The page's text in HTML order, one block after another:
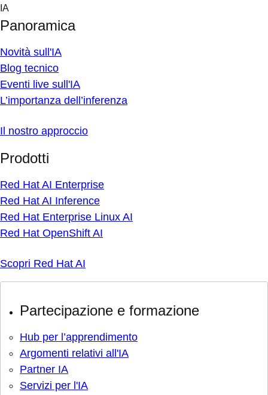
Skip
content
IA
Panoramica
Novità sull'IA
Blog tecnico
Eventi live sull'IA
L’importanza dell’inferenza
Il nostro approccio
Prodotti
Red Hat AI Enterprise
Red Hat AI Inference
Red Hat Enterprise Linux AI
Red Hat OpenShift AI
Scopri Red Hat AI
Partecipazione e formazione
Hub per l’apprendimento
Argomenti relativi all'IA
Partner IA
Servizi per l'IA